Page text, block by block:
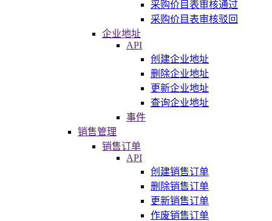
采购价目表审核通过
采购价目表审核驳回
企业地址
API
创建企业地址
删除企业地址
更新企业地址
查询企业地址
事件
销售管理
销售订单
API
创建销售订单
删除销售订单
更新销售订单
作废销售订单